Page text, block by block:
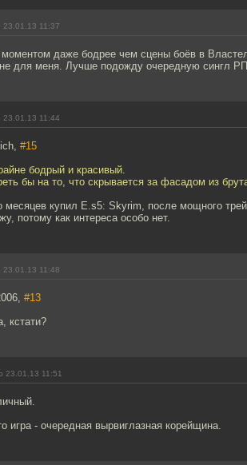
23.01.13 11:37
даже бодрее чем сцены боёв в
для меня. Лучше подожду очередную сингл
23.01.13 11:44
#15
бодрый и красивый.
бы на то, что скрывается за фасадом из
месяцев купил E.s5: Skyrim, после мощного
потому как интереса особо нет.
23.01.13 11:48
#13
кстати?
23.01.13 11:51
игра - очередная вырвиглазная корейщина.